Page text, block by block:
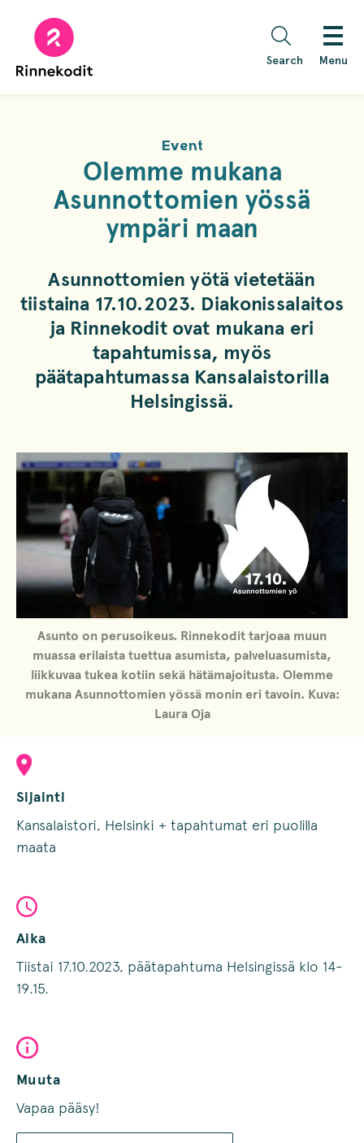
content
Search Menu
Event
Olemme mukana
Asunnottomien yössä
ympäri maan
Asunnottomien yötä vietetään
tiistaina 17.10.2023. Diakonissalaitos
ja Rinnekodit ovat mukana eri
tapahtumissa, myös
päätapahtumassa Kansalaistorilla
Helsingissä.
Asunto on perusoikeus. Rinnekodit tarjoaa muun
muassa erilaista tuettua asumista, palveluasumista,
liikkuvaa tukea kotiin sekä hätämajoitusta. Olemme
mukana Asunnottomien yössä monin eri tavoin. Kuva:
Laura Oja
Sijainti
Kansalaistori, Helsinki + tapahtumat eri puolilla
maata
Aika
Tiistai 17.10.2023, päätapahtuma Helsingissä klo 14-
19.15.
Muuta
Vapaa pääsy!